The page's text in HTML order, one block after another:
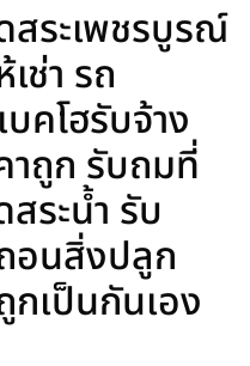
ระเพชรบูรณ์
ช่า รถ
คโฮรับจ้าง
าถูก รับถมที่
ระน้ำ รับ
อนสิ่งปลูก
เป็นกันเอง